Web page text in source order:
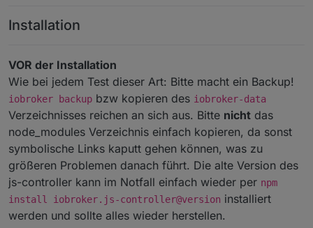
Installation
VOR der Installation
Wie bei jedem Test dieser Art: Bitte macht ein Backup!
iobroker backup bzw kopieren des iobroker-data
Verzeichnisses reichen an sich aus. Bitte nicht das
node_modules Verzeichnis einfach kopieren, da sonst
symbolische Links kaputt gehen können, was zu
größeren Problemen danach führt. Die alte Version des
js-controller kann im Notfall einfach wieder per npm
install iobroker.js-controller@version installiert
werden und sollte alles wieder herstellen.